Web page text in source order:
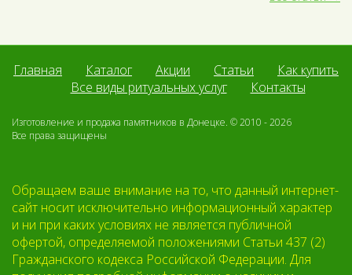
Главная Каталог Акции Статьи
Как купить
Все виды ритуальных услуг
Контакты
Изготовление и продажа памятников в Донецке. © 2010 - 2026
Все права защищены
Обращаем ваше внимание на то, что данный интернет-
сайт носит исключительно информационный характер
и ни при каких условиях не является публичной
офертой, определяемой положениями Статьи 437 (2)
Гражданского кодекса Российской Федерации. Для